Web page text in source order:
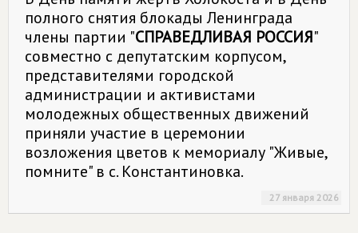
полного снятия блокады Ленинграда
члены партии "СПРАВЕДЛИВАЯ РОССИЯ"
совместно с депутатским корпусом,
представителями городской
администрации и активистами
молодежных общественных движений
приняли участие в церемонии
возложения цветов к мемориалу "Живые,
помните" в с. Константиновка.
27 января 2026